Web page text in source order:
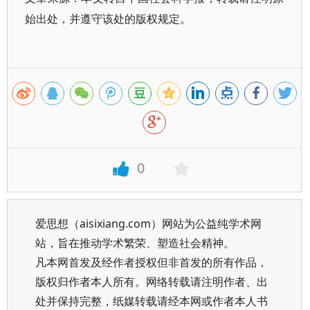
始出处，并遵守该处的版权规定。
0
爱思想（aisixiang.com）网站为公益纯学术网
站，旨在推动学术繁荣、塑造社会精神。
凡本网首发及经作者授权但非首发的所有作品，
版权归作者本人所有。网络转载请注明作者、出
处并保持完整，纸媒转载请经本网或作者本人书